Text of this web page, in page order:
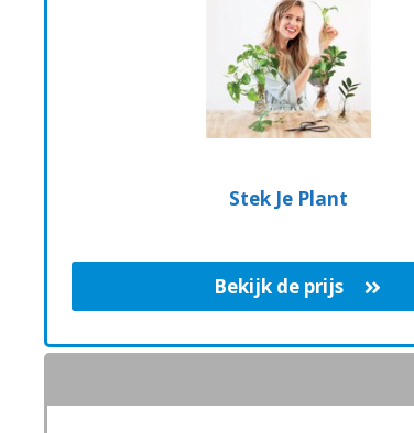
Stek Je Plant
Bekijk de prijs